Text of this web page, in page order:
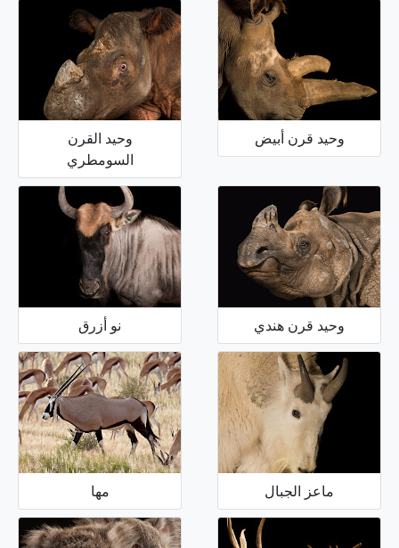
وحيد قرن أبيض
وحيد القرن
السومطري
وحيد قرن هندي نو أزرق
ماعز الجبال مها